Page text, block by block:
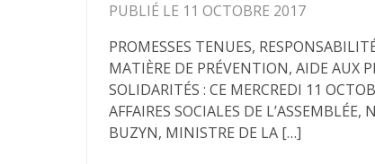
PUBLIÉ LE 11 OCTOBRE 2017
PROMESSES TENUES,
MATIÈRE DE PRÉVENTION, AIDE AUX
SOLIDARITÉS : CE MERCREDI 11
AFFAIRES SOCIALES DE L’ASSEMBLÉE,
BUZYN, MINISTRE DE LA […]